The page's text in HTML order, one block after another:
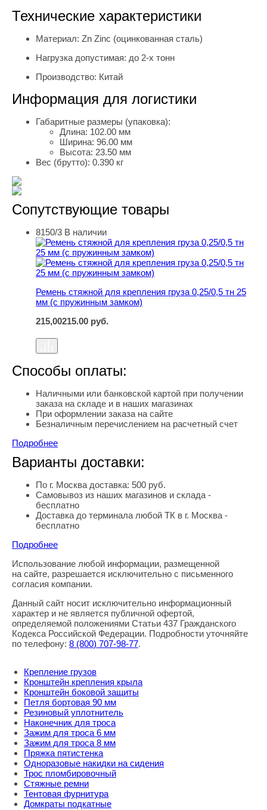
Технические характеристики
Материал: Zn Zinc (оцинкованная сталь)
Нагрузка допустимая: до 2-х тонн
Производство: Китай
Информация для логистики
Габаритные размеры (упаковка):
Длина: 102.00 мм
Ширина: 96.00 мм
Высота: 23.50 мм
Вес (брутто): 0.390 кг
Сопутствующие товары
Ремень стяжной для крепления груза 0,25/0,5 тн 25
8150/3 В наличии
Ремень стяжной для крепления груза 0,25/0,5 тн 25
мм (с пружинным замком)
215,00215.00 руб.
Способы оплаты:
Наличными или банковской картой при получении
заказа на складе и в наших магазинах
При оформлении заказа на сайте
Безналичным перечислением на расчетный счет
Подробнее
Варианты доставки:
По г. Москва доставка: 500 руб.
Самовывоз из наших магазинов и склада -
бесплатно
Доставка до терминала любой ТК в г. Москва -
бесплатно
Подробнее
Правовая информация
Использование любой информации, размещенной
на сайте, разрешается исключительно с письменного
согласия компании.
Данный сайт носит исключительно информационный
характер и не является публичной офертой,
определяемой положениями Статьи 437 Гражданского
Кодекса Российской Федерации. Подробности уточняйте
по телефону: 8 (800) 707-98-77.
Крепление грузов
Кронштейн крепления крыла
Кронштейн боковой защиты
Петля бортовая 90 мм
Резиновый уплотнитель
Наконечник для троса
Зажим для троса 6 мм
Зажим для троса 8 мм
Пряжка пятистенка
Одноразовые накидки на сидения
Трос пломбировочный
Стяжные ремни
Тентовая фурнитура
Домкраты подкатные